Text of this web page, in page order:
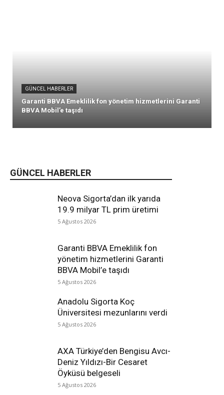
GÜNCEL HABERLER
Neova Sigorta’dan ilk yarıda
19.9 milyar TL prim üretimi
5 Ağustos 2026
Garanti BBVA Emeklilik fon
yönetim hizmetlerini Garanti
BBVA Mobil’e taşıdı
5 Ağustos 2026
Anadolu Sigorta Koç
Üniversitesi mezunlarını verdi
5 Ağustos 2026
AXA Türkiye’den Bengisu Avcı-
Deniz Yıldızı-Bir Cesaret
Öyküsü belgeseli
5 Ağustos 2026
GÜNCEL HABERLER
Garanti BBVA Emeklilik fon yönetim hizmetlerini Garanti
BBVA Mobil’e taşıdı